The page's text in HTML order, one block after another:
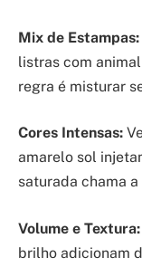
Mix de Estampas:
listras com
regra é misturar
Cores Intensas:
amarelo sol
saturada chama a
Volume e Textura:
brilho adicionam